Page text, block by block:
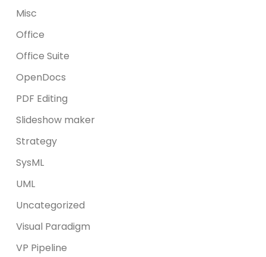
Misc
Office
Office Suite
OpenDocs
PDF Editing
Slideshow maker
Strategy
SysML
UML
Uncategorized
Visual Paradigm
VP Pipeline